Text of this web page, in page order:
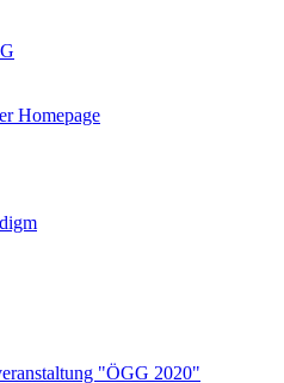
Homepage
"ÖGG 2020"